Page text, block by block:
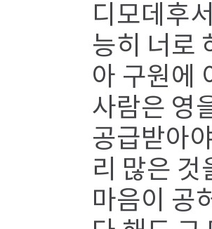
디모데후
능히 너로
아 구원에
사람은 영
공급받아
리 많은 것
마음이 공